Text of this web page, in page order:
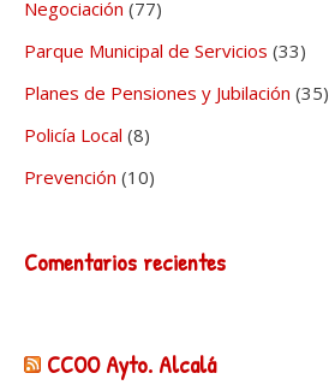
Negociación (77)
Parque Municipal de Servicios (33)
Planes de Pensiones y Jubilación (35)
Policía Local (8)
Prevención (10)
Comentarios recientes
CCOO Ayto. Alcalá